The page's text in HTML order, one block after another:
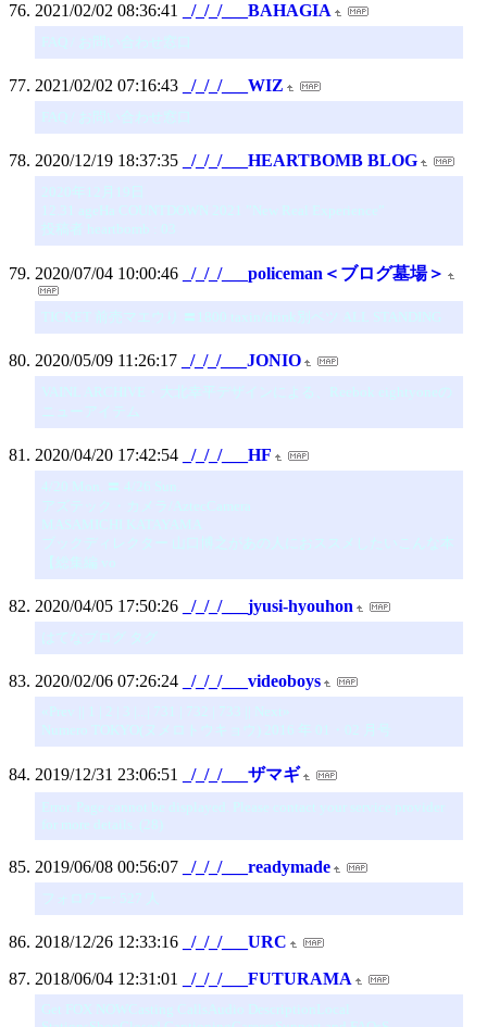
2021/02/02 08:36:41 _/_/_/___BAHAGIA
FAQ / お問い合わせ窓口
2021/02/02 07:16:43 _/_/_/___WIZ
FAQ / お問い合わせ窓口
2020/12/19 18:37:35 _/_/_/___HEARTBOMB BLOG
2020年12月19日
12.31 ageHa COUNTDOWN 2021 ”New Real Experience”
投稿者 heartbomb : 03
2020/07/04 10:00:46 _/_/_/___policeman＜ブログ墓場＞
TICKET 前売マエウり 〓1800 taxin/drink別ベツ ALL STANDING
2020/05/09 11:26:17 _/_/_/___JONIO
VAINL ARCHIVE・大北幸平デザインによる、Reebok eightyoneの
ニューアイテム
2020/04/20 17:42:54 _/_/_/___HF
4/20 Mon. 〓 4/26 Sun.
アズテック・カメラ/AztecCamera
MASAMICHI KATAYAMA
ブックディレクター 山口博之があの人におススメしたいこんな本
【総集編 vo
2020/04/05 17:50:26 _/_/_/___jyusi-hyouhon
はてなブログ タグ
2020/02/06 07:26:24 _/_/_/___videoboys
«Prev || 1 | 2 | 3 |...| 731 | 732 | 733 || Next»
Numero TOKYO(ヌメロトウキョウ) 2016 年 01・02 月号
2019/12/31 23:06:51 _/_/_/___ザマギ
Error. Page cannot be displayed. Please contact your service provider
for more details. (28)
2019/06/08 00:56:07 _/_/_/___readymade
フォロワー: 527 人
2018/12/26 12:33:16
_/_/_/___URC
2018/06/04 12:31:01
_/_/_/___FUTURAMA
Get FOX NOWCasting CallsAudio DescriptionLocal